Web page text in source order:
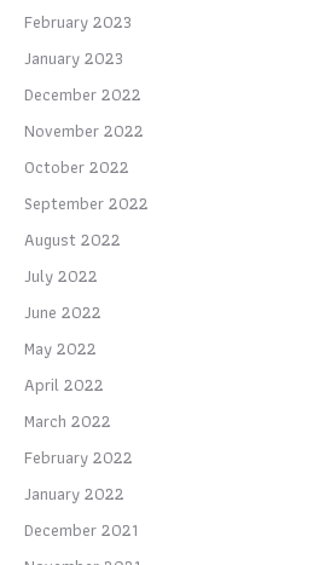
February 2023
January 2023
December 2022
November 2022
October 2022
September 2022
August 2022
July 2022
June 2022
May 2022
April 2022
March 2022
February 2022
January 2022
December 2021